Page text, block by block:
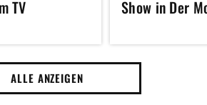
TV
Show in Der
ALLE ANZEIGEN